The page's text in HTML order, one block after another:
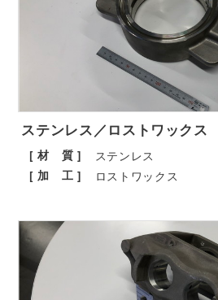
ステンレス／ロストワックス
[ 材 質 ] ステンレス
[ 加 工 ] ロストワックス